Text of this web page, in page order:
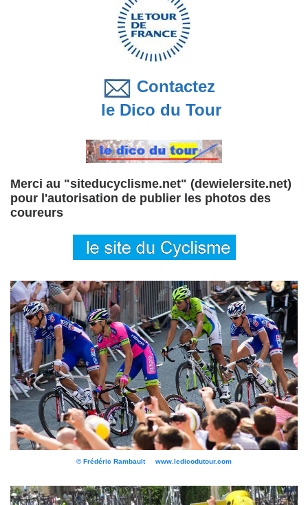
Contactez
le Dico du Tour
Merci au "siteducyclisme.net" (dewielersite.net)
pour l'autorisation de publier les photos des
coureurs
© Frédéric Rambault www.ledicodutour.com